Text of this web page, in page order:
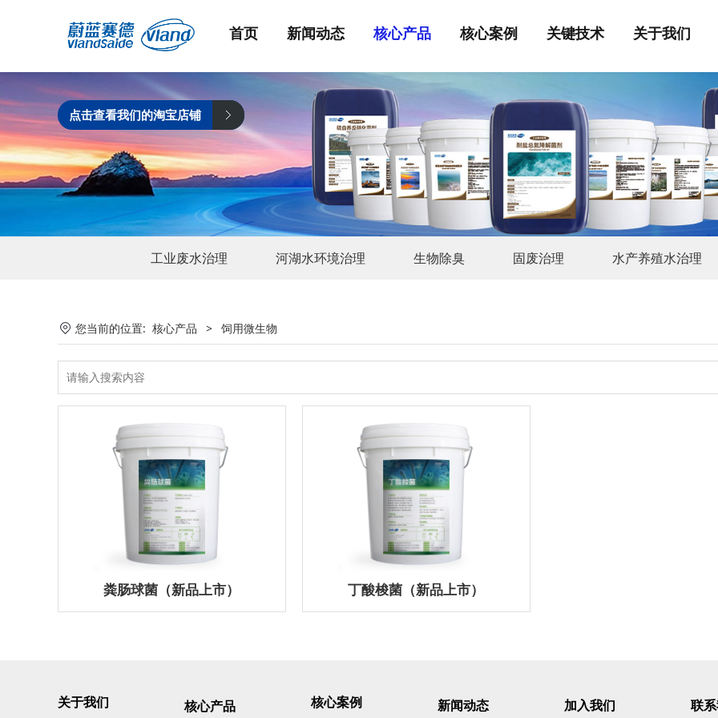
首页 新闻动态 核心产品 核心案例 关键技术 关于我们
点击查看我们的淘宝店铺
工业废水治理 河湖水环境治理 生物除臭 固废治理 水产养殖水治理
您当前的位置: 核心产品 > 饲用微生物
粪肠球菌（新品上市） 丁酸梭菌（新品上市）
关于我们 核心产品 核心案例 新闻动态 加入我们 联